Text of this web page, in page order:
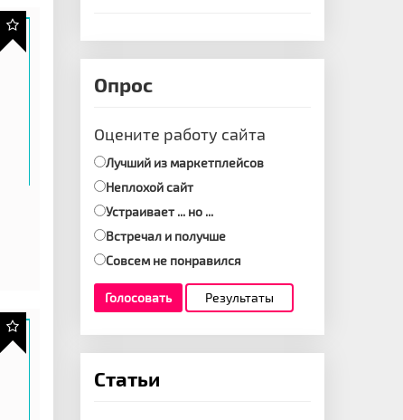
Опрос
Оцените работу сайта
Лучший из маркетплейсов
Неплохой сайт
Устраивает ... но ...
Встречал и получше
Совсем не понравился
Голосовать Результаты
Статьи